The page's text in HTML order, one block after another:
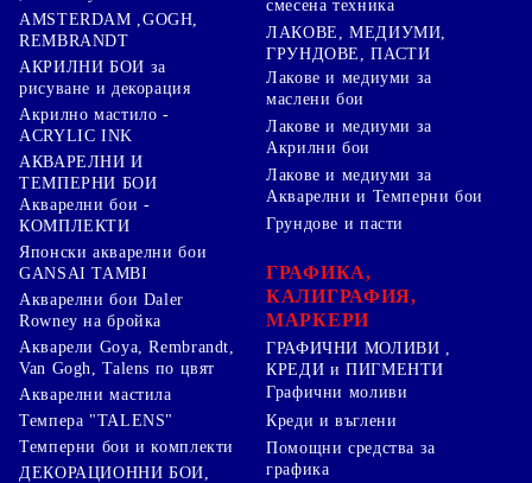
AMSTERDAM ,GOGH,
REMBRANDT
АКРИЛНИ БОИ за
рисуване и декорация
Акрилно мастило -
ACRYLIC INK
АКВАРЕЛНИ И
ТЕМПЕРНИ БОИ
Акварелни бои -
КОМПЛЕКТИ
Японски акварелни бои
GANSAI TAMBI
Акварелни бои Daler
Rowney на бройка
Акварели Goya, Rembrandt,
Van Gogh, Talens по цвят
Акварелни мастила
Темпера "TALENS"
Темперни бои и комплекти
ДЕКОРАЦИОННИ БОИ,
смесена техника
ЛАКОВЕ, МЕДИУМИ,
ГРУНДОВЕ, ПАСТИ
Лакове и медиуми за
маслени бои
Лакове и медиуми за
Акрилни бои
Лакове и медиуми за
Акварелни и Темперни бои
Грундове и пасти
ГРАФИКА,
КАЛИГРАФИЯ,
МАРКЕРИ
ГРАФИЧНИ МОЛИВИ ,
КРЕДИ и ПИГМЕНТИ
Графични моливи
Креди и въглени
Помощни средства за
графика